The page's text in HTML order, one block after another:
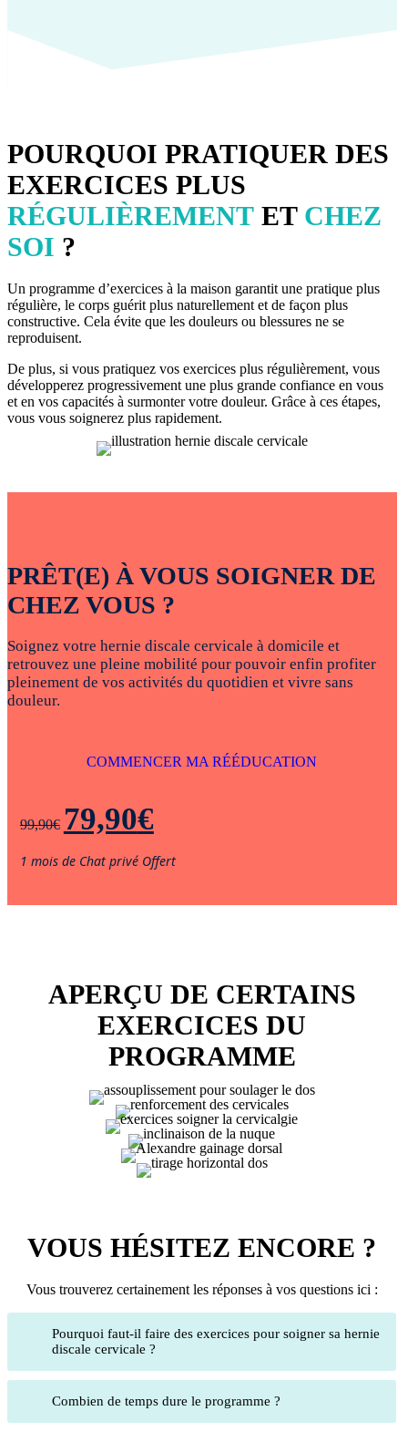
POURQUOI PRATIQUER DES
EXERCICES PLUS
RÉGULIÈREMENT ET CHEZ
SOI ?
Un programme d’exercices à la maison garantit une pratique plus
régulière, le corps guérit plus naturellement et de façon plus
constructive. Cela évite que les douleurs ou blessures ne se
reproduisent.
De plus, si vous pratiquez vos exercices plus régulièrement, vous
développerez progressivement une plus grande confiance en vous
et en vos capacités à surmonter votre douleur. Grâce à ces étapes,
vous vous soignerez plus rapidement.
PRÊT(E) À VOUS SOIGNER DE
CHEZ VOUS ?
Soignez votre hernie discale cervicale à domicile et
retrouvez une pleine mobilité pour pouvoir enfin profiter
pleinement de vos activités du quotidien et vivre sans
douleur.
COMMENCER MA RÉÉDUCATION
99,90€ 79,90€
1 mois de Chat privé Offert
APERÇU DE CERTAINS
EXERCICES DU
PROGRAMME
VOUS HÉSITEZ ENCORE ?
Vous trouverez certainement les réponses à vos questions ici :
Pourquoi faut-il faire des exercices pour soigner sa hernie
discale cervicale ?
Combien de temps dure le programme ?